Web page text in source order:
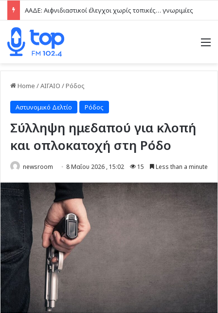
ΑΑΔΕ: Αιφνιδιαστικοί έλεγχοι χωρίς τοπικές… γνωριμίες
Home /ΑΙΓΑΙΟ /Ρόδος
Αστυνομικό Δελτίο Ρόδος
Σύλληψη ημεδαπού για κλοπή
και οπλοκατοχή στη Ρόδο
newsroom 8 Μαΐου 2026 , 15:02 15 Less than a minute